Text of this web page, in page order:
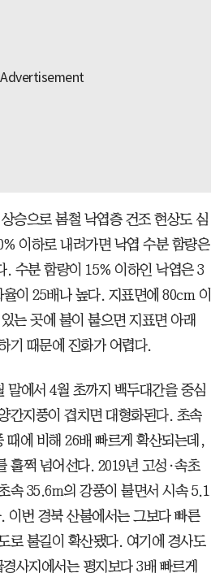
승으로 봄철 낙엽층 건조 현상도 심
이하로 내려가면 낙엽 수분 함량은
. 수분 함량이 15% 이하인 낙엽은 3
이 25배나 높다. 지표면에 80cm 이
는 곳에 불이 붙으면 지표면 아래
기 때문에 진화가 어렵다.
말에서 4월 초까지 백두대간을 중심
간지풍이 겹치면 대형화된다. 초속
에 비해 26배 빠르게 확산되는데,
훌쩍 넘어선다. 2019년 고성·속초
속 35.6m의 강풍이 불면서 시속 5.1
이번 경북 산불에서는 그보다 빠른
로 불길이 확산됐다. 여기에 경사도
사지에서는 평지보다 3배 빠르게